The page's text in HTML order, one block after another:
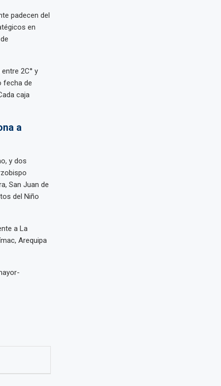
padecen del
en
2C° y
fecha de
caja
a
y dos
San Juan de
del Niño
a La
Arequipa